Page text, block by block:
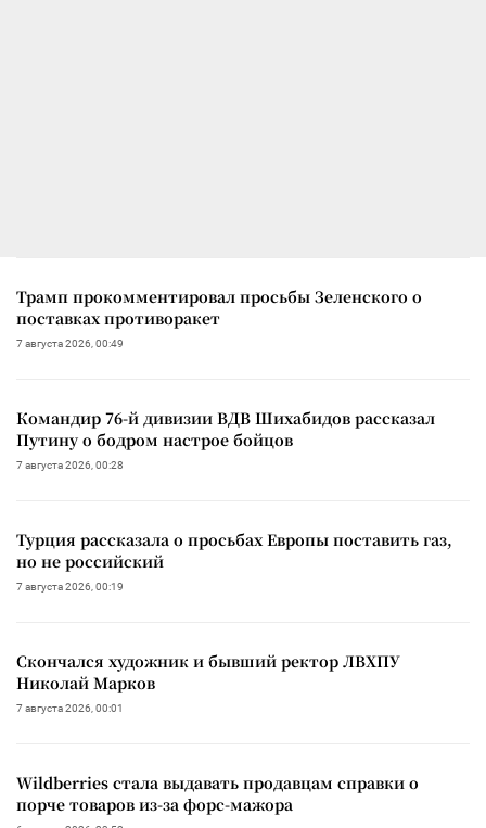
Трамп прокомментировал просьбы Зеленского о
поставках противоракет
7 августа 2026, 00:49
Командир 76-й дивизии ВДВ Шихабидов рассказал
Путину о бодром настрое бойцов
7 августа 2026, 00:28
Турция рассказала о просьбах Европы поставить газ,
но не российский
7 августа 2026, 00:19
Скончался художник и бывший ректор ЛВХПУ
Николай Марков
7 августа 2026, 00:01
Wildberries стала выдавать продавцам справки о
порче товаров из-за форс-мажора